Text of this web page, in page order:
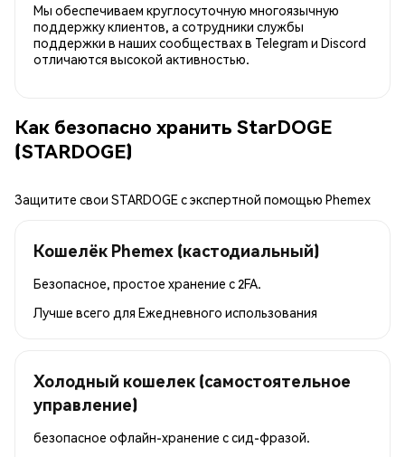
Мы обеспечиваем круглосуточную многоязычную
поддержку клиентов, а сотрудники службы
поддержки в наших сообществах в Telegram и Discord
отличаются высокой активностью.
Как безопасно хранить StarDOGE
(STARDOGE)
Защитите свои STARDOGE с экспертной помощью Phemex
Кошелёк Phemex (кастодиальный)
Безопасное, простое хранение с 2FA.
Лучше всего для Ежедневного использования
Холодный кошелек (самостоятельное
управление)
безопасное офлайн-хранение с сид-фразой.